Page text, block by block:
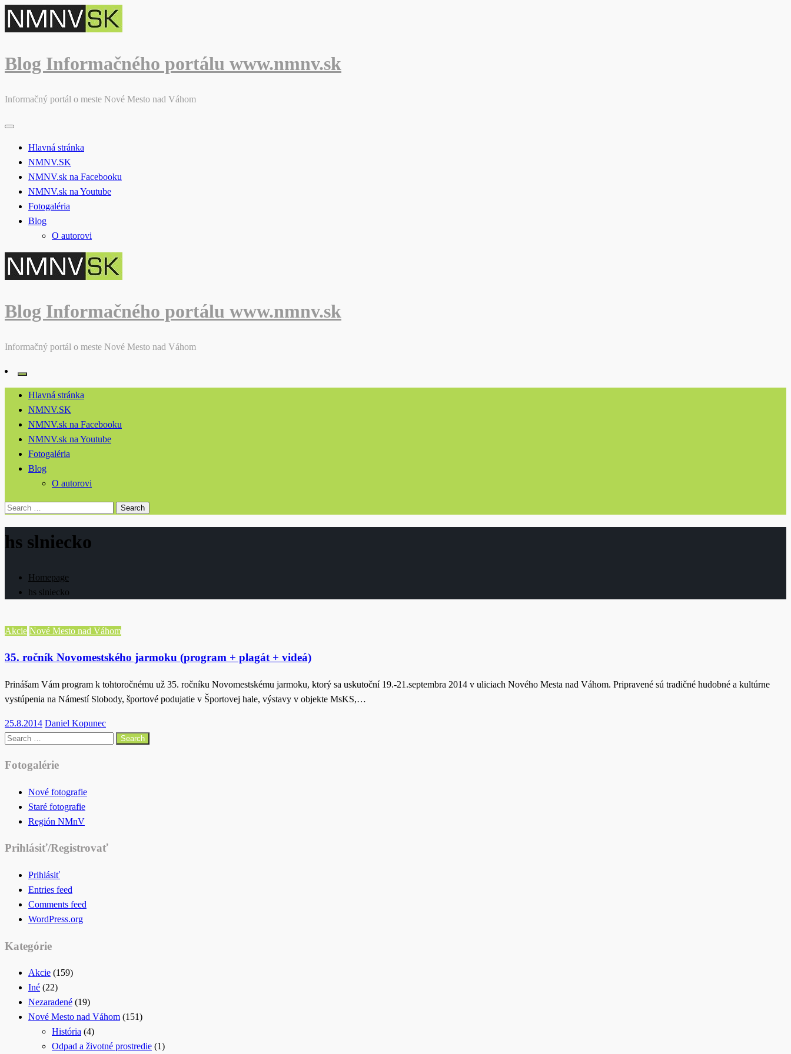
Skip
to
Blog Informačného portálu www.nmnv.sk
Informačný portál o meste Nové Mesto nad Váhom
Hlavná stránka
NMNV.SK
NMNV.sk na Facebooku
NMNV.sk na Youtube
Fotogaléria
Blog
O autorovi
Blog Informačného portálu www.nmnv.sk
Informačný portál o meste Nové Mesto nad Váhom
Hlavná stránka
NMNV.SK
NMNV.sk na Facebooku
NMNV.sk na Youtube
Fotogaléria
Blog
O autorovi
Search
hs slniecko
Homepage
hs slniecko
Akcie Nové Mesto nad Váhom
35. ročník Novomestského jarmoku (program + plagát + videá)
Prinášam Vám program k tohtoročnému už 35. ročníku Novomestskému jarmoku, ktorý sa uskutoční 19.-21.septembra 2014 v uliciach Nového Mesta nad Váhom. Pripravené sú tradičné hudobné a kultúrne
vystúpenia na Námestí Slobody, športové podujatie v Športovej hale, výstavy v objekte MsKS,…
Posted
on
25.8.2014 Daniel Kopunec
Search
Fotogalérie
Nové fotografie
Staré fotografie
Región NMnV
Prihlásiť/Registrovať
Prihlásiť
Entries feed
Comments feed
WordPress.org
Kategórie
Akcie (159)
Iné (22)
Nezaradené (19)
Nové Mesto nad Váhom (151)
História (4)
Odpad a životné prostredie (1)